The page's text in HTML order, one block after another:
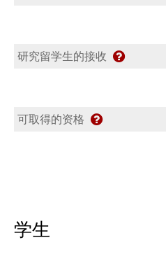
研究留学生的接收
可取得的资格
学生